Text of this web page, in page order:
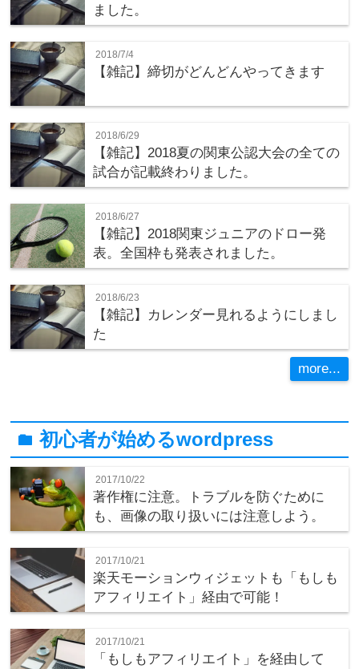
ました。
2018/7/4
【雑記】締切がどんどんやってきます
2018/6/29
【雑記】2018夏の関東公認大会の全ての
試合が記載終わりました。
2018/6/27
【雑記】2018関東ジュニアのドロー発
表。全国枠も発表されました。
2018/6/23
【雑記】カレンダー見れるようにしまし
た
more...
folder初心者が始めるwordpress
2017/10/22
著作権に注意。トラブルを防ぐために
も、画像の取り扱いには注意しよう。
2017/10/21
楽天モーションウィジェットも「もしも
アフィリエイト」経由で可能！
2017/10/21
「もしもアフィリエイト」を経由して